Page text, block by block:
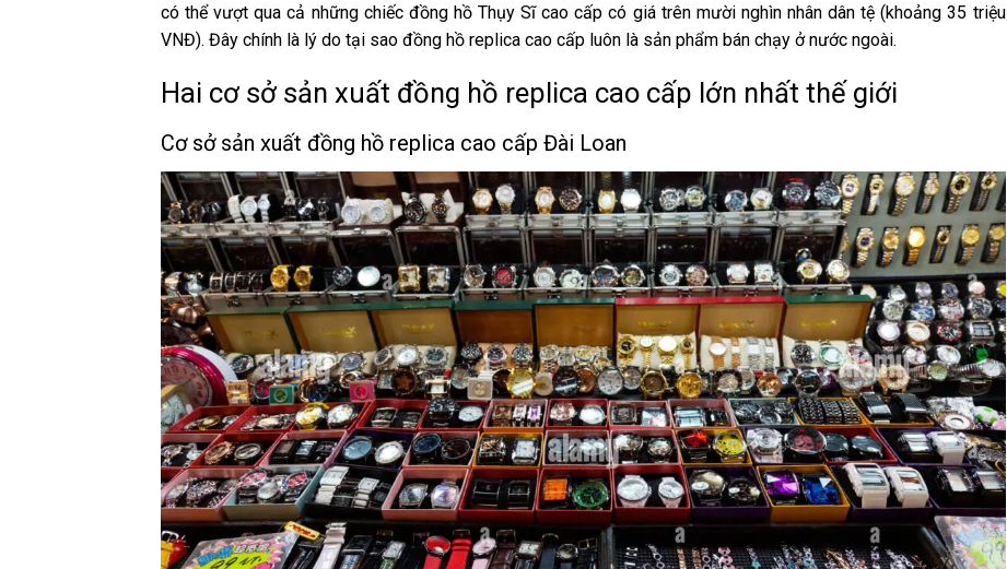
có thể vượt qua cả những chiếc đồng hồ Thụy Sĩ cao cấp có giá trên mười nghìn nhân dân tệ (khoảng 35 triệu
VNĐ). Đây chính là lý do tại sao đồng hồ replica cao cấp luôn là sản phẩm bán chạy ở nước ngoài.
Hai cơ sở sản xuất đồng hồ replica cao cấp lớn nhất thế giới
Cơ sở sản xuất đồng hồ replica cao cấp Đài Loan